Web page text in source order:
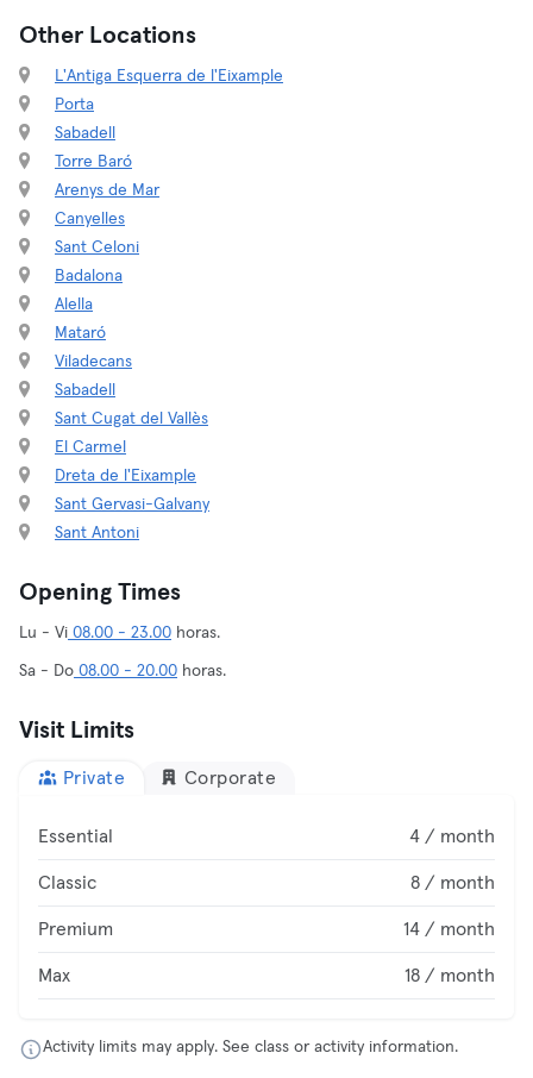
Other Locations
L'Antiga Esquerra de l'Eixample
Porta
Sabadell
Torre Baró
Arenys de Mar
Canyelles
Sant Celoni
Badalona
Alella
Mataró
Viladecans
Sabadell
Sant Cugat del Vallès
El Carmel
Dreta de l'Eixample
Sant Gervasi-Galvany
Sant Antoni
Opening Times
Lu - Vi 08.00 - 23.00 horas.
Sa - Do 08.00 - 20.00 horas.
Visit Limits
Private Corporate
Essential 4 / month
Classic 8 / month
Premium 14 / month
Max 18 / month
Activity limits may apply. See class or activity information.